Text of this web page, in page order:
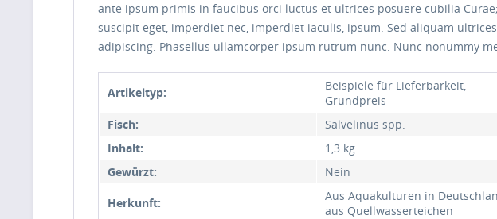
ante ipsum primis in faucibus orci luctus et ultrices posuere cubilia
suscipit eget, imperdiet nec, imperdiet iaculis, ipsum. Sed aliquam
adipiscing. Phasellus ullamcorper ipsum rutrum nunc. Nunc nonummy
Artikeltyp:
Beispiele für Lieferbarkeit,
Grundpreis
Fisch:
Salvelinus spp.
Inhalt:
1,3 kg
Gewürzt:
Nein
Herkunft:
Aus Aquakulturen in
aus Quellwasserteichen